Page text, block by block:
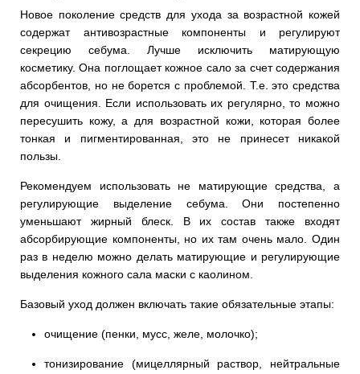
Новое поколение средств для ухода за возрастной кожей
содержат антивозрастные компоненты и регулируют
секрецию себума. Лучше исключить матирующую
косметику. Она поглощает кожное сало за счет содержания
абсорбентов, но не борется с проблемой. Т.е. это средства
для очищения. Если использовать их регулярно, то можно
пересушить кожу, а для возрастной кожи, которая более
тонкая и пигментированная, это не принесет никакой
пользы.
Рекомендуем использовать не матирующие средства, а
регулирующие выделение себума. Они постепенно
уменьшают жирный блеск. В их состав также входят
абсорбирующие компоненты, но их там очень мало. Один
раз в неделю можно делать матирующие и регулирующие
выделения кожного сала маски с каолином.
Базовый уход должен включать такие обязательные этапы:
очищение (пенки, мусс, желе, молочко);
тонизирование (мицеллярный раствор, нейтральные